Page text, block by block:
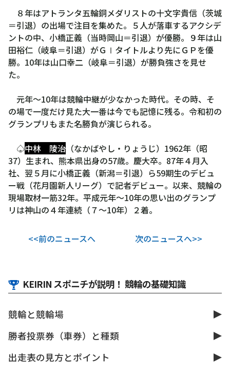
８年はアトランタ五輪銅メダリストの十文字貴信（茨城
＝引退）の出場で注目を集めた。５人が落車するアクシデ
ントの中、小橋正義（当時岡山＝引退）が優勝。９年は山
田裕仁（岐阜＝引退）がＧⅠタイトルより先にＧＰを優
勝。10年は山口幸二（岐阜＝引退）が勝負強さを見せ
た。
元年～10年は競輪中継が少なかった時代。その時、そ
の場で一度だけ見た大一番は今でも記憶に残る。令和初の
グランプリもまた名勝負が演じられる。
♤中林 陵治 （なかばやし・りょうじ）1962年（昭
37）生まれ、熊本県出身の57歳。慶大卒。87年４月入
社、翌５月に小橋正義（新潟＝引退）ら59期生のデビュ
ー戦（花月園新人リーグ）で記者デビュー。以来、競輪の
現場取材一筋32年。平成元年～10年の思い出のグランプ
リは神山の４年連続（７～10年）２着。
<<前のニュースへ 次のニュースへ>>
KEIRIN スポニチが説明！ 競輪の基礎知識
競輪と競輪場
勝者投票券（車券）と種類
出走表の見方とポイント